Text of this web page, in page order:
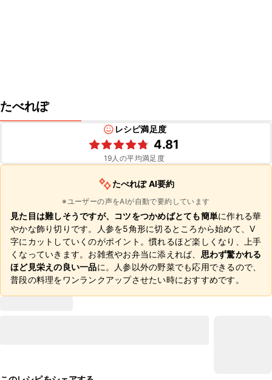
たべれぽ
レシピ満足度
4.81
19人の平均満足度
たべれぽ AI要約
※ユーザーの声をAIが自動で要約しています
見た目は難しそうですが、コツをつかめばとても簡単に作れる華
やかな飾り切りです。人参を5角形に切るところから始めて、V
字にカットしていくのがポイント。慣れるほど楽しくなり、上手
くなっていきます。お雑煮やお弁当に添えれば、 思わず驚かれる
ほど見栄えの良い一品に。人参以外の野菜でも応用できるので、
普段の料理をワンランクアップさせたい時におすすめです。